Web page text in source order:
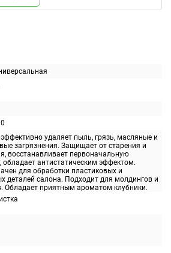
удаляет пыль, грязь, масляные и
загрязнения. Защищает от старения и
восстанавливает первоначальную
обладает антистатическим эффектом.
для обработки пластиковых и
деталей салона. Подходит для молдингов и
Обладает приятным ароматом клубники.